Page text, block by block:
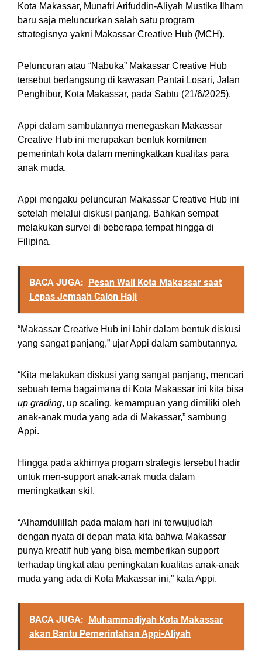
Kota Makassar, Munafri Arifuddin-Aliyah Mustika Ilham
baru saja meluncurkan salah satu program
strategisnya yakni Makassar Creative Hub (MCH).
Peluncuran atau “Nabuka” Makassar Creative Hub
tersebut berlangsung di kawasan Pantai Losari, Jalan
Penghibur, Kota Makassar, pada Sabtu (21/6/2025).
Appi dalam sambutannya menegaskan Makassar
Creative Hub ini merupakan bentuk komitmen
pemerintah kota dalam meningkatkan kualitas para
anak muda.
Appi mengaku peluncuran Makassar Creative Hub ini
setelah melalui diskusi panjang. Bahkan sempat
melakukan survei di beberapa tempat hingga di
Filipina.
BACA JUGA: Pesan Wali Kota Makassar saat
Lepas Jemaah Calon Haji
“Makassar Creative Hub ini lahir dalam bentuk diskusi
yang sangat panjang,” ujar Appi dalam sambutannya.
“Kita melakukan diskusi yang sangat panjang, mencari
sebuah tema bagaimana di Kota Makassar ini kita bisa
up grading, up scaling, kemampuan yang dimiliki oleh
anak-anak muda yang ada di Makassar,” sambung
Appi.
Hingga pada akhirnya progam strategis tersebut hadir
untuk men-support anak-anak muda dalam
meningkatkan skil.
“Alhamdulillah pada malam hari ini terwujudlah
dengan nyata di depan mata kita bahwa Makassar
punya kreatif hub yang bisa memberikan support
terhadap tingkat atau peningkatan kualitas anak-anak
muda yang ada di Kota Makassar ini,” kata Appi.
BACA JUGA: Muhammadiyah Kota Makassar
akan Bantu Pemerintahan Appi-Aliyah